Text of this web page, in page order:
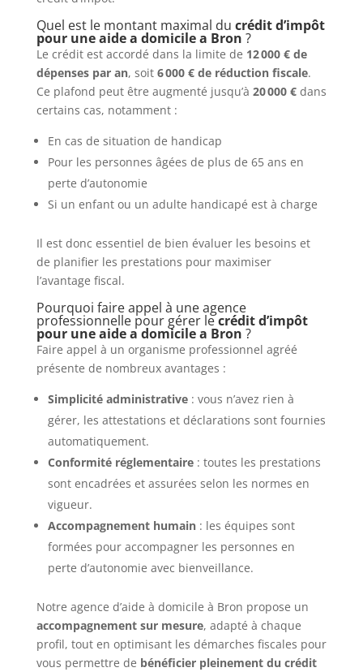
Quel est le montant maximal du crédit d’impôt
pour une aide a domicile a Bron ?
Le crédit est accordé dans la limite de 12 000 € de
dépenses par an, soit 6 000 € de réduction fiscale.
Ce plafond peut être augmenté jusqu’à 20 000 €dans
certains cas, notamment :
En cas de situation de handicap
Pour les personnes âgées de plus de 65 ans en
perte d’autonomie
Si un enfant ou un adulte handicapé est à charge
Il est donc essentiel de bien évaluer les besoins et
de planifier les prestations pour maximiser
l’avantage fiscal.
Pourquoi faire appel à une agence
professionnelle pour gérer lecrédit d’impôt
pour une aide a domicile a Bron ?
Faire appel à un organisme professionnel agréé
présente de nombreux avantages :
Simplicité administrative: vous n’avez rien à
gérer, les attestations et déclarations sont fournies
automatiquement.
Conformité réglementaire: toutes les prestations
sont encadrées et assurées selon les normes en
vigueur.
Accompagnement humain: les équipes sont
formées pour accompagner les personnes en
perte d’autonomie avec bienveillance.
Notre agence d’aide à domicile à Bron propose un
accompagnement sur mesure, adapté à chaque
profil, tout en optimisant les démarches fiscales pour
vous permettre de bénéficier pleinement du crédit